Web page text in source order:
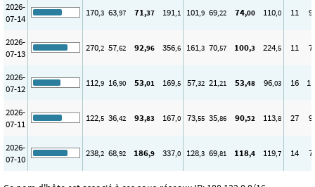
2026-
07-14
170,3 63,97 71,37 191,1 101,9 69,22 74,00 110,0 11 9
2026-
07-13
270,2 57,62 92,96 356,6 161,3 70,57 100,3 224,5 11 7
2026-
07-12
112,9 16,90 53,01 169,5 57,32 21,21 53,48 96,03 16 11
2026-
07-11
122,5 36,42 93,83 167,0 73,55 35,86 90,52 113,8 27 9
2026-
07-10
238,2 68,92 186,9 337,0 128,3 69,81 118,4 119,7 14 7